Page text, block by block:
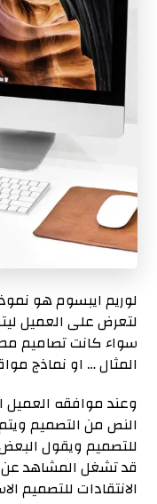
لوريم ايبسوم هو
لتعرض على العميل
سواء كانت تصاميم
المثال … او نماذج
وعند موافقه العميل
النص من التصميم
للتصميم ويقول
قد تشغل المشاهد عن
الانتقادات للتصميم